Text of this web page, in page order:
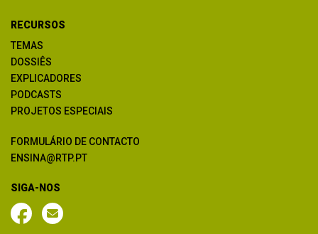
RECURSOS
TEMAS
DOSSIÊS
EXPLICADORES
PODCASTS
PROJETOS ESPECIAIS
FORMULÁRIO DE CONTACTO
ENSINA@RTP.PT
SIGA-NOS